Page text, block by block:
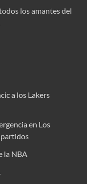
los amantes del
a los Lakers
en Los
partidos
la NBA